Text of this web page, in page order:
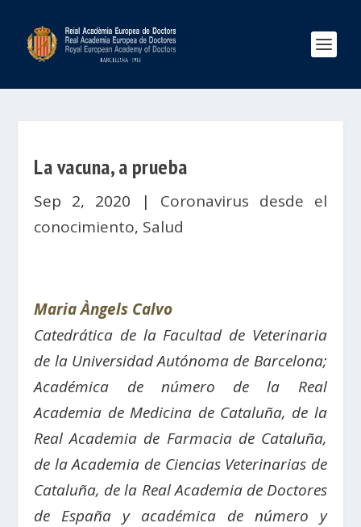
La vacuna, a prueba
Sep 2, 2020 | Coronavirus desde el
conocimiento, Salud
Maria Àngels Calvo
Catedrática de la Facultad de Veterinaria
de la Universidad Autónoma de Barcelona;
Académica de número de la Real
Academia de Medicina de Cataluña, de la
Real Academia de Farmacia de Cataluña,
de la Academia de Ciencias Veterinarias de
Cataluña, de la Real Academia de Doctores
de España yacadémica de número y